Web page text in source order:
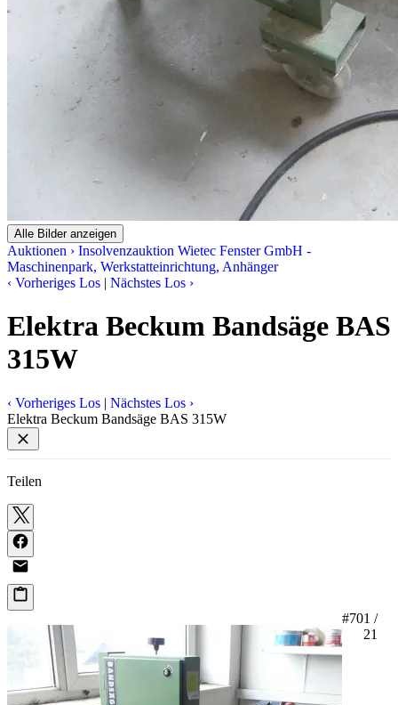
Alle Bilder anzeigen
Auktionen › Insolvenzauktion Wietec Fenster GmbH -
Maschinenpark, Werkstatteinrichtung, Anhänger
‹ Vorheriges Los | Nächstes Los ›
Elektra Beckum Bandsäge BAS
315W
‹ Vorheriges Los | Nächstes Los ›
Elektra Beckum Bandsäge BAS 315W
Teilen
#701 /
21